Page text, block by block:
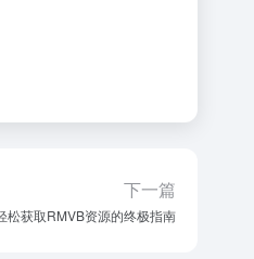
下一篇
松获取RMVB资源的终极指南